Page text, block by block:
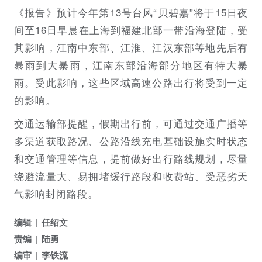
《报告》预计今年第13号台风“贝碧嘉”将于15日夜
间至16日早晨在上海到福建北部一带沿海登陆，受
其影响，江南中东部、江淮、江汉东部等地先后有
暴雨到大暴雨，江南东部沿海部分地区有特大暴
雨。受此影响，这些区域高速公路出行将受到一定
的影响。
交通运输部提醒，假期出行前，可通过交通广播等
多渠道获取路况、公路沿线充电基础设施实时状态
和交通管理等信息，提前做好出行路线规划，尽量
绕避流量大、易拥堵缓行路段和收费站、受恶劣天
气影响封闭路段。
编辑
任绍文
责编
陆勇
编审
李铁流